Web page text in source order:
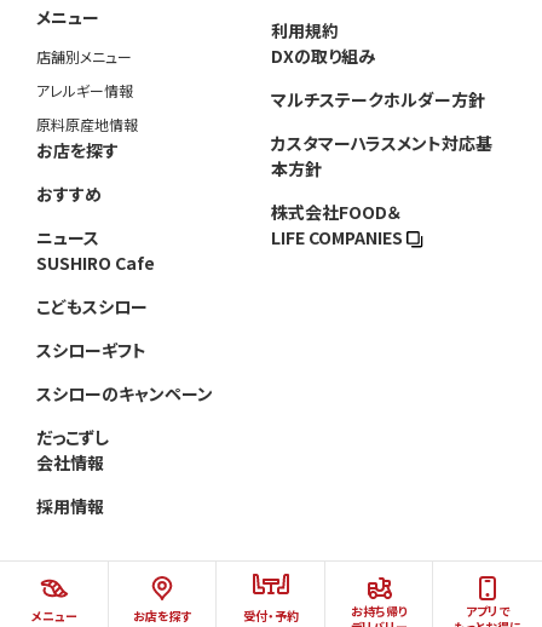
メニュー お店を探す 受付・予約
お持ち帰り
アプリで
メニュー
店舗別メニュー
アレルギー情報
原料原産地情報
お店を探す
おすすめ
ニュース
SUSHIRO Cafe
こどもスシロー
スシローギフト
スシローのキャンペーン
だっこずし
会社情報
採用情報
利用規約
DXの取り組み
マルチステークホルダー方針
カスタマーハラスメント対応基
本方針
株式会社FOOD＆
LIFE COMPANIES
©AKINDO SUSHIRO CO.,LTD.ALL RIGHTS RESERVED.